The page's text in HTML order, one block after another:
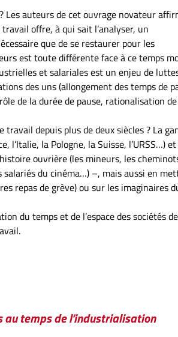
Les auteurs de cet ouvrage novateur
offre, à qui sait l’analyser, un
que de se restaurer pour les
est toute différente face à ce temps
et salariales est un enjeu de
des uns (allongement des temps de
de la durée de pause, rationalisation de
depuis plus de deux siècles ? La
l’Italie, la Pologne, la Suisse, l’URSS…)
ouvrière (les mineurs, les
salariés du cinéma…) –, mais aussi en
repas de grève) ou sur les imaginaires
du temps et de l’espace des sociétés
temps de l’industrialisation